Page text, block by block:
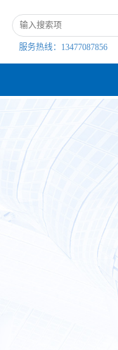
服务热线： 13477087856